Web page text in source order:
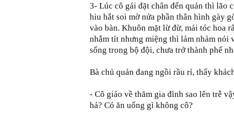
3- Lúc cô gái đặt chân đến quán thì lão
hiu hắt soi mờ nửa phần thân hình gày
vào bàn. Khuôn mặt lừ đừ, mái tóc hoa
nhắm tít nhưng miệng thì lảm nhảm nói
sống trong bộ đội, chưa trở thành phế
Bà chủ quán đang ngồi rầu rỉ, thấy
- Cô giáo về thăm gia đình sao lên trễ
hả? Có ăn uống gì không cô?